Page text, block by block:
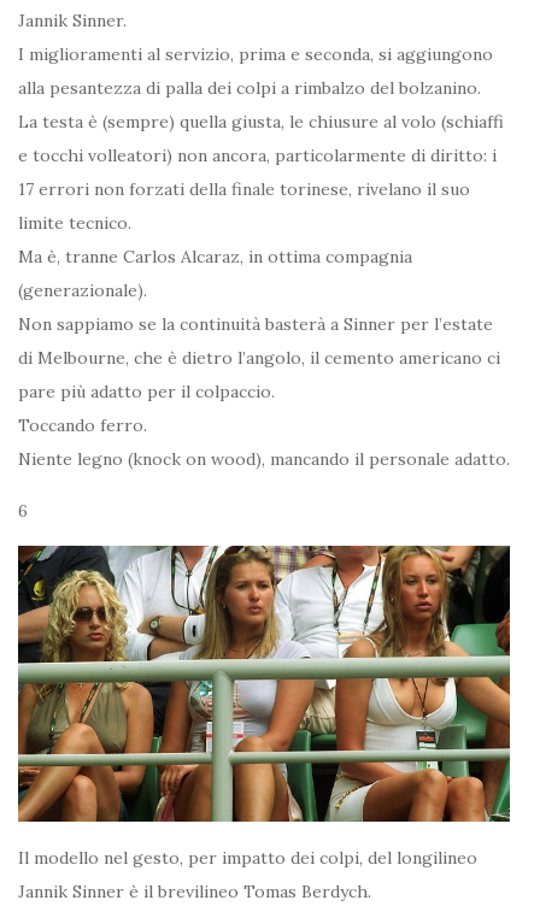
Jannik Sinner.
I miglioramenti al servizio, prima e seconda, si aggiungono
alla pesantezza di palla dei colpi a rimbalzo del bolzanino.
La testa è (sempre) quella giusta, le chiusure al volo (schiaffi
e tocchi volleatori) non ancora, particolarmente di diritto: i
17 errori non forzati della finale torinese, rivelano il suo
limite tecnico.
Ma è, tranne Carlos Alcaraz, in ottima compagnia
(generazionale).
Non sappiamo se la continuità basterà a Sinner per l’estate
di Melbourne, che è dietro l’angolo, il cemento americano ci
pare più adatto per il colpaccio.
Toccando ferro.
Niente legno (knock on wood), mancando il personale adatto.
6
Il modello nel gesto, per impatto dei colpi, del longilineo
Jannik Sinner è il brevilineo Tomas Berdych.